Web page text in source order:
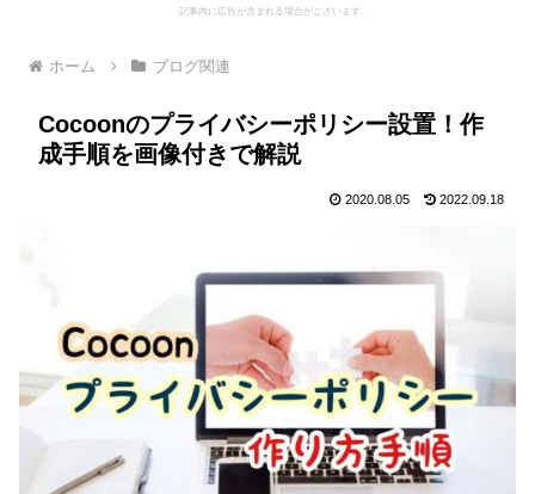
記事内に広告が含まれる場合がございます。
ホーム ブログ関連
Cocoonのプライバシーポリシー設置！作
成手順を画像付きで解説
2020.08.05 2022.09.18